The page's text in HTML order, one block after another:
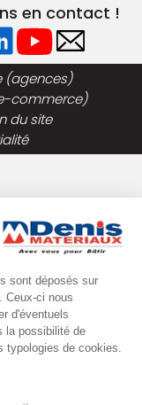
en contact !
(agences)
commerce)
du site
sont déposés sur
Ceux-ci nous
d'éventuels
la possibilité de
typologies de cookies.